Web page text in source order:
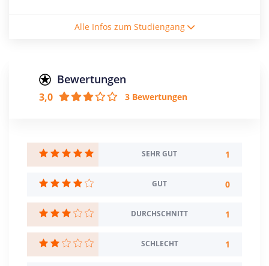
Vollzeitstudium
Creditpoints
3 Semester
Sprache
Deutsch
Studienbeginn
Wintersemester
Alle Infos zum Studiengang
Bewertungen
3,0 3 Bewertungen
SEHR GUT 1
GUT 0
DURCHSCHNITT 1
SCHLECHT 1